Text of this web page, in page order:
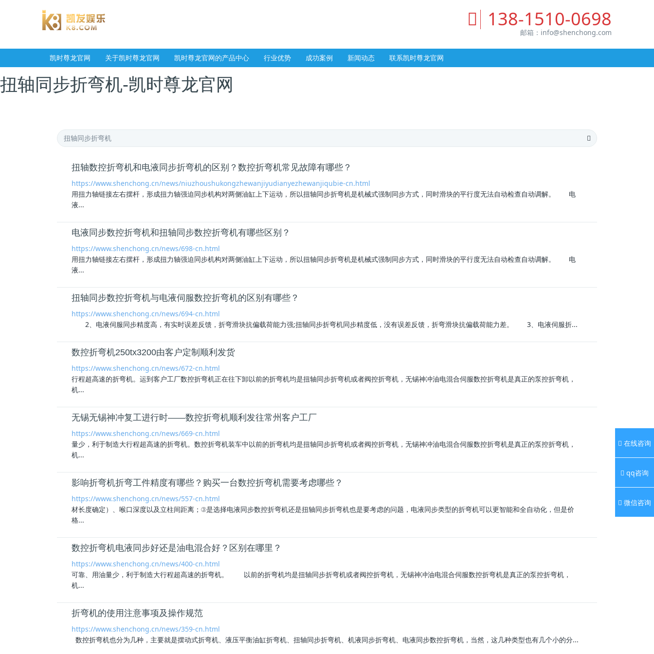
扭轴同步折弯机-凯时尊龙官网
138-1510-0698
邮箱： info@shenchong.com
凯时尊龙官网 关于凯时尊龙官网 凯时尊龙官网的产品中心 行业优势 成功案例 新闻动态 联系凯时尊龙官网
扭轴数控折弯机和电液同步折弯机的区别？数控折弯机常见故障有哪些？
https://www.shenchong.cn/news/niuzhoushukongzhewanjiyudianyezhewanjiqubie-cn.html
用扭力轴链接左右摆杆，形成扭力轴强迫同步机构对两侧油缸上下运动，所以扭轴同步折弯机是机械式强制同步方式，同时滑块的平行度无法自动检查自动调解。 电
液...
电液同步数控折弯机和扭轴同步数控折弯机有哪些区别？
https://www.shenchong.cn/news/698-cn.html
用扭力轴链接左右摆杆，形成扭力轴强迫同步机构对两侧油缸上下运动，所以扭轴同步折弯机是机械式强制同步方式，同时滑块的平行度无法自动检查自动调解。 电
液...
扭轴同步数控折弯机与电液伺服数控折弯机的区别有哪些？
https://www.shenchong.cn/news/694-cn.html
2、电液伺服同步精度高，有实时误差反馈，折弯滑块抗偏载荷能力强;扭轴同步折弯机同步精度低，没有误差反馈，折弯滑块抗偏载荷能力差。 3、电液伺服折...
数控折弯机250tx3200由客户定制顺利发货
https://www.shenchong.cn/news/672-cn.html
行程超高速的折弯机。运到客户工厂数控折弯机正在往下卸以前的折弯机均是扭轴同步折弯机或者阀控折弯机，无锡神冲油电混合伺服数控折弯机是真正的泵控折弯机，
机...
无锡无锡神冲复工进行时——数控折弯机顺利发往常州客户工厂
https://www.shenchong.cn/news/669-cn.html
量少，利于制造大行程超高速的折弯机。数控折弯机装车中以前的折弯机均是扭轴同步折弯机或者阀控折弯机，无锡神冲油电混合伺服数控折弯机是真正的泵控折弯机，
机...
影响折弯机折弯工件精度有哪些？购买一台数控折弯机需要考虑哪些？
https://www.shenchong.cn/news/557-cn.html
材长度确定）、喉口深度以及立柱间距离；③是选择电液同步数控折弯机还是扭轴同步折弯机也是要考虑的问题，电液同步类型的折弯机可以更智能和全自动化，但是价
格...
数控折弯机电液同步好还是油电混合好？区别在哪里？
https://www.shenchong.cn/news/400-cn.html
可靠、用油量少，利于制造大行程超高速的折弯机。 以前的折弯机均是扭轴同步折弯机或者阀控折弯机，无锡神冲油电混合伺服数控折弯机是真正的泵控折弯机，
机...
折弯机的使用注意事项及操作规范
https://www.shenchong.cn/news/359-cn.html
数控折弯机也分为几种，主要就是摆动式折弯机、液压平衡油缸折弯机、 扭轴同步折弯机 、机液同步折弯机、电液同步数控折弯机，当然，这几种类型也有几个小的分...
在线咨询
qq咨询
微信咨询